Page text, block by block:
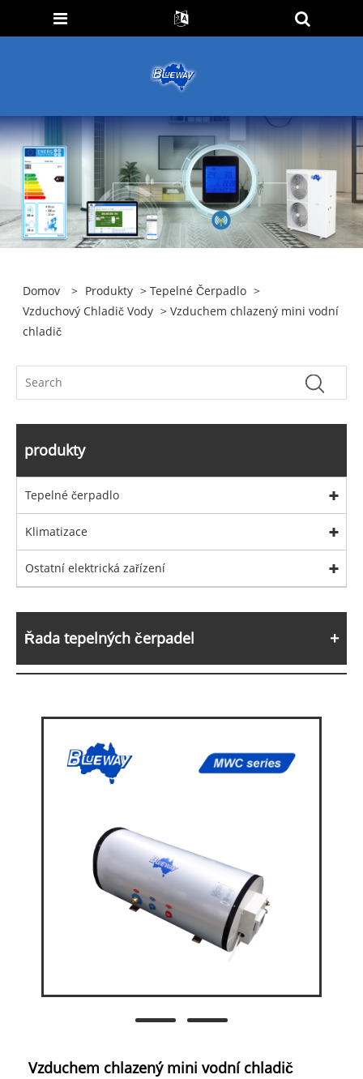
Domov > Produkty >Tepelné Čerpadlo >
Vzduchový Chladič Vody > Vzduchem chlazený mini vodní
chladič
produkty
Tepelné čerpadlo
Klimatizace
Ostatní elektrická zařízení
Řada tepelných čerpadel
Vzduchem chlazený mini vodní chladič